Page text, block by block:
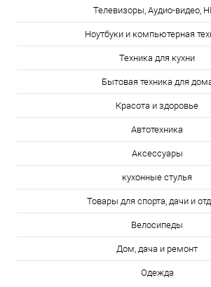
Телевизоры, Аудио-видео,
Ноутбуки и компьютерная
Техника для кухни
Бытовая техника для
Красота и здоровье
Автотехника
Аксессуары
кухонные стулья
Товары для спорта, дачи и
Велосипеды
Дом, дача и ремонт
Одежда